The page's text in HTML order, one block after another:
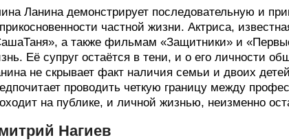
Ланина демонстрирует последовательную и
частной жизни. Актриса,
а также фильмам «Защитники» и
Её супруг остаётся в тени, и о его личности
не скрывает факт наличия семьи и двоих
проводить четкую границу между
на публике, и личной жизнью, неизменно
Нагиев